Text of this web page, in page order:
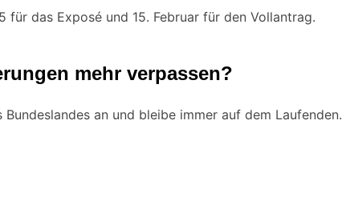
für das Exposé und 15. Februar für den Vollantrag.
mehr verpassen?
an und bleibe immer auf dem Laufenden.